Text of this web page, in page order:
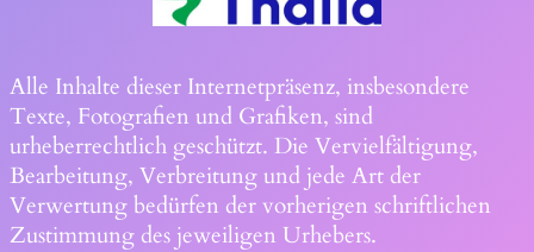
Alle Inhalte dieser Internetpräsenz, insbesondere
Texte, Fotografien und Grafiken, sind
urheberrechtlich geschützt. Die Vervielfältigung,
Bearbeitung, Verbreitung und jede Art der
Verwertung bedürfen der vorherigen schriftlichen
Zustimmung des jeweiligen Urhebers.